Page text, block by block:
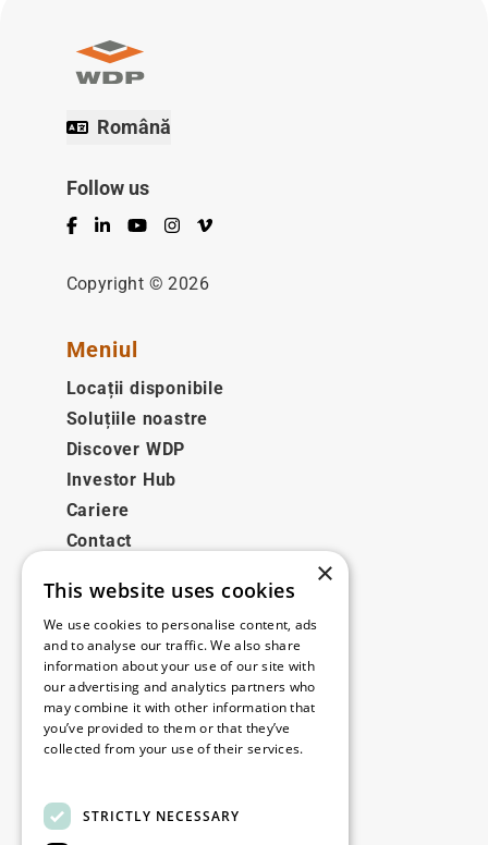
Română
Follow us
Facebook
LinkedInYouTubeInstagram
Vimeo
Copyright © 2026
Meniul
Locații disponibile
Soluțiile noastre
Discover WDP
Investor Hub
Cariere
Contact
Legale
Disclaimer
Privacy policy
Cookie policy
Contact
×
This website uses cookies
We use cookies to personalise content, ads
and to analyse our traffic. We also share
information about your use of our site with
our advertising and analytics partners who
may combine it with other information that
you’ve provided to them or that they’ve
collected from your use of their services.
STRICTLY NECESSARY